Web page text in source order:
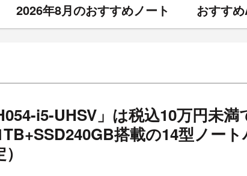
2026年8月のおすすめノート おすす
i5-UHSV」は税込10万円未
搭載の14型ノー